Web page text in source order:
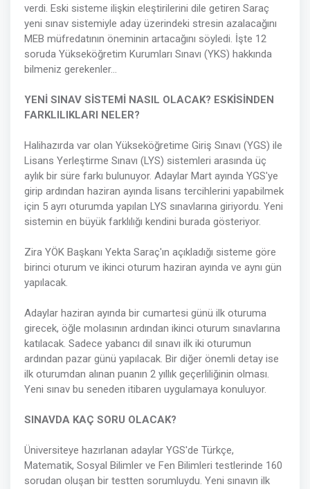
verdi. Eski sisteme ilişkin eleştirilerini dile getiren Saraç
yeni sınav sistemiyle aday üzerindeki stresin azalacağını
MEB müfredatının öneminin artacağını söyledi. İşte 12
soruda Yükseköğretim Kurumları Sınavı (YKS) hakkında
bilmeniz gerekenler...
YENİ SINAV SİSTEMİ NASIL OLACAK? ESKİSİNDEN
FARKLILIKLARI NELER?
Halihazırda var olan Yükseköğretime Giriş Sınavı (YGS) ile
Lisans Yerleştirme Sınavı (LYS) sistemleri arasında üç
aylık bir süre farkı bulunuyor. Adaylar Mart ayında YGS'ye
girip ardından haziran ayında lisans tercihlerini yapabilmek
için 5 ayrı oturumda yapılan LYS sınavlarına giriyordu. Yeni
sistemin en büyük farklılığı kendini burada gösteriyor.
Zira YÖK Başkanı Yekta Saraç'ın açıkladığı sisteme göre
birinci oturum ve ikinci oturum haziran ayında ve aynı gün
yapılacak.
Adaylar haziran ayında bir cumartesi günü ilk oturuma
girecek, öğle molasının ardından ikinci oturum sınavlarına
katılacak. Sadece yabancı dil sınavı ilk iki oturumun
ardından pazar günü yapılacak. Bir diğer önemli detay ise
ilk oturumdan alınan puanın 2 yıllık geçerliliğinin olması.
Yeni sınav bu seneden itibaren uygulamaya konuluyor.
SINAVDA KAÇ SORU OLACAK?
Üniversiteye hazırlanan adaylar YGS'de Türkçe,
Matematik, Sosyal Bilimler ve Fen Bilimleri testlerinde 160
sorudan oluşan bir testten sorumluydu. Yeni sınavın ilk